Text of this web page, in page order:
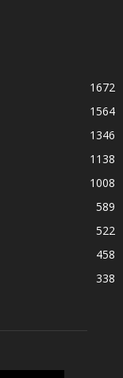
1672
1564
1346
1138
1008
589
522
458
338